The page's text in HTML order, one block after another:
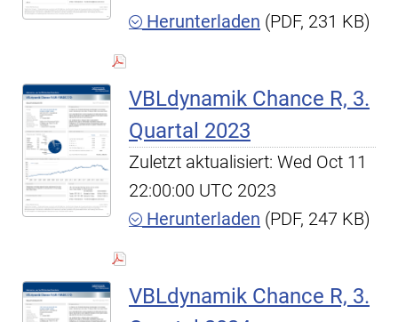
Herunterladen (PDF, 231 KB)
VBLdynamik Chance R, 3.
Quartal 2023
Zuletzt aktualisiert: Wed Oct 11
22:00:00 UTC 2023
Herunterladen (PDF, 247 KB)
VBLdynamik Chance R, 3.